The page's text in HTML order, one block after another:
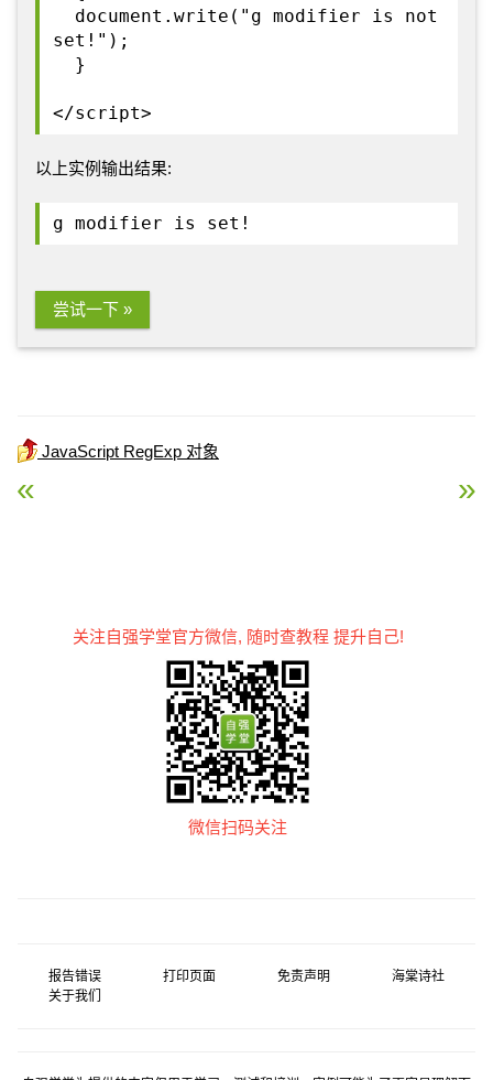
document.write("g modifier is not
set!");
}
</script>
以上实例输出结果:
g modifier is set!
尝试一下 »
JavaScript RegExp 对象
« JavaScript ignoreCase 属性 RegExp g 修饰符 »
关注自强学堂官方微信, 随时查教程 提升自己!
微信扫码关注
报告错误 打印页面 免责声明
海棠诗社
关于我们